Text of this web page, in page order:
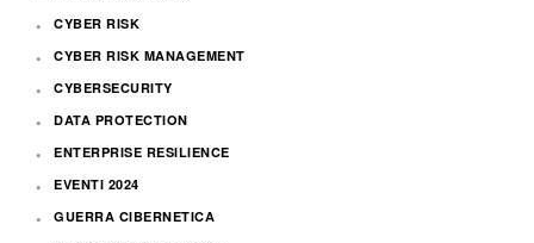
CYBER RISK
CYBER RISK MANAGEMENT
CYBERSECURITY
DATA PROTECTION
ENTERPRISE RESILIENCE
EVENTI 2024
GUERRA CIBERNETICA